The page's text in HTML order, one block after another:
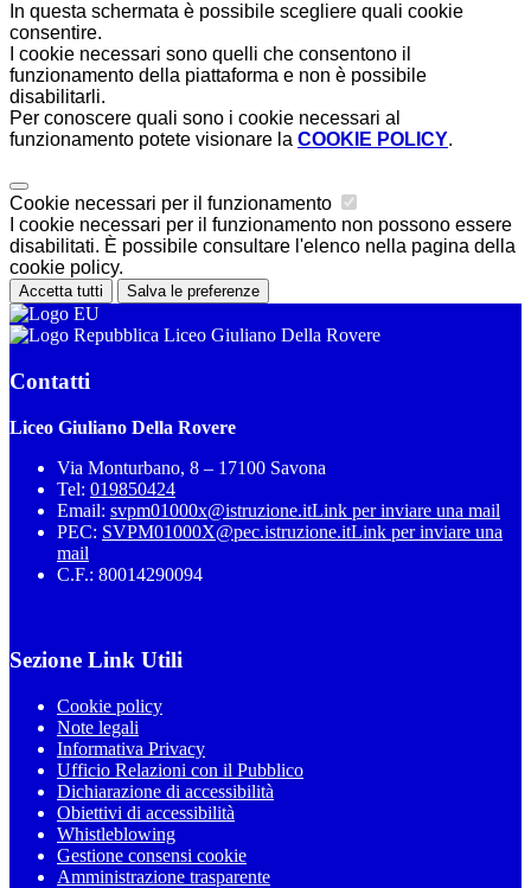
In questa schermata è possibile scegliere quali cookie
consentire.
I cookie necessari sono quelli che consentono il
funzionamento della piattaforma e non è possibile
disabilitarli.
Per conoscere quali sono i cookie necessari al
funzionamento potete visionare la COOKIE POLICY.
Cookie necessari per il funzionamento
I cookie necessari per il funzionamento non possono essere
disabilitati. È possibile consultare l'elenco nella pagina della
cookie policy.
Accetta tutti Salva le preferenze
Liceo Giuliano Della Rovere
Contatti
Liceo Giuliano Della Rovere
Via Monturbano, 8 – 17100 Savona
Tel: 019850424
Email: svpm01000x@istruzione.itLink per inviare una mail
PEC: SVPM01000X@pec.istruzione.itLink per inviare una
mail
C.F.: 80014290094
Sezione Link Utili
Cookie policy
Note legali
Informativa Privacy
Ufficio Relazioni con il Pubblico
Dichiarazione di accessibilità
Obiettivi di accessibilità
Whistleblowing
Gestione consensi cookie
Amministrazione trasparente